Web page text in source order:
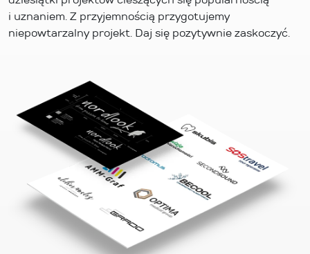
i uznaniem. Z przyjemnością przygotujemy
niepowtarzalny projekt. Daj się pozytywnie zaskoczyć.